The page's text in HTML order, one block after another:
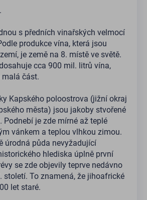
s předních vinařských velmocí
produkce vína, která jsou
je země na 8. místě ve světě.
cca 900 mil. litrů vína,
malá část.
Kapského poloostrova (jižní okraj
města) jsou jakoby stvořené
Podnebí je zde mírné až teplé
vánkem a teplou vlhkou zimou.
úrodná půda nevyžadující
hlediska úplně první
se zde objevily teprve nedávno
století. To znamená, že jihoafrické
let staré.